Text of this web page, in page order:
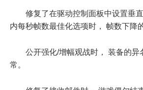
修复了在驱动控制面板中设置垂
内每秒帧数最佳化选项时， 帧数下降
公开强化/增幅观战时， 装备的异
常。